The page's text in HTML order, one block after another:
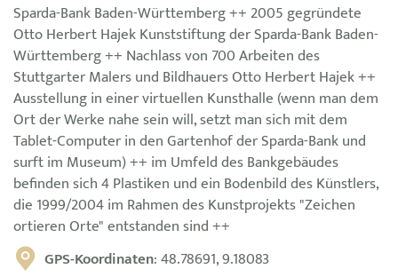
Sparda-Bank Baden-Württemberg ++ 2005 gegründete
Otto Herbert Hajek Kunststiftung der Sparda-Bank Baden-
Württemberg ++ Nachlass von 700 Arbeiten des
Stuttgarter Malers und Bildhauers Otto Herbert Hajek ++
Ausstellung in einer virtuellen Kunsthalle (wenn man dem
Ort der Werke nahe sein will, setzt man sich mit dem
Tablet-Computer in den Gartenhof der Sparda-Bank und
surft im Museum) ++ im Umfeld des Bankgebäudes
befinden sich 4 Plastiken und ein Bodenbild des Künstlers,
die 1999/2004 im Rahmen des Kunstprojekts "Zeichen
ortieren Orte" entstanden sind ++
GPS-Koordinaten: 48.78691, 9.18083